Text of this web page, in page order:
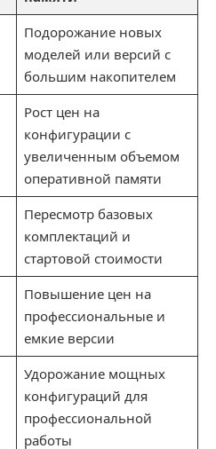
Подорожание новых
моделей или версий с
большим накопителем
Рост цен на
конфигурации с
увеличенным объемом
оперативной памяти
Пересмотр базовых
комплектаций и
стартовой стоимости
Повышение цен на
профессиональные и
емкие версии
Удорожание мощных
конфигураций для
профессиональной
работы